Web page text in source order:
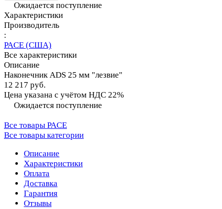
Ожидается поступление
Характеристики
Производитель
:
PACE (США)
Все характеристики
Описание
Наконечник ADS 25 мм "лезвие"
12 217 руб.
Цена указана с учётом НДС 22%
Ожидается поступление
Все товары PACE
Все товары категории
Описание
Характеристики
Оплата
Доставка
Гарантия
Отзывы